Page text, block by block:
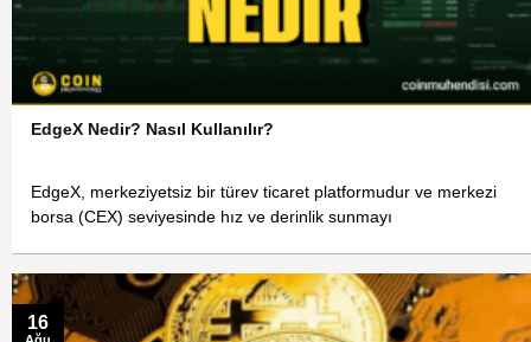
EdgeX Nedir? Nasıl Kullanılır?
EdgeX, merkeziyetsiz bir türev ticaret platformudur ve merkezi
borsa (CEX) seviyesinde hız ve derinlik sunmayı
16